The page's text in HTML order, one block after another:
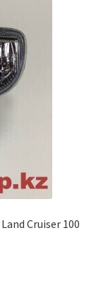
Cruiser 100